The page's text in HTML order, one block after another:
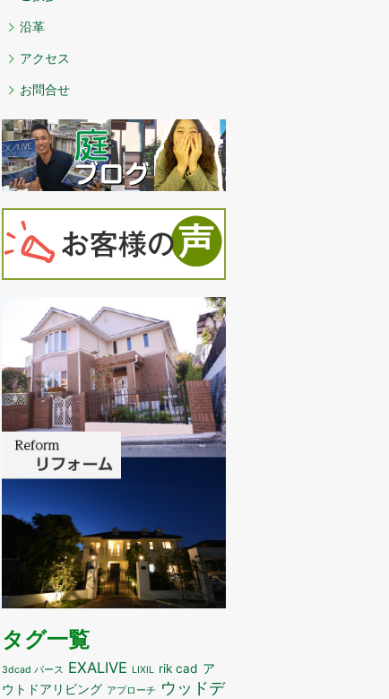
沿革
アクセス
お問合せ
タグ一覧
3dcad パース EXALIVE LIXIL rik cad ア
ウトドアリビング アプローチ
ウッドデ